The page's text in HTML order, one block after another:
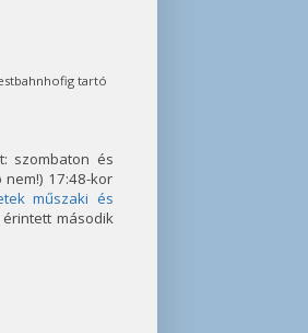
tartó
szombaton és
17:48-kor
műszaki és
második